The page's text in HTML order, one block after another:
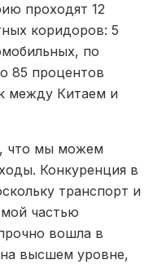
проходят 12
коридоров: 5
по
85 процентов
между Китаем и
что мы можем
Конкуренция в
транспорт и
частью
вошла в
высшем уровне,